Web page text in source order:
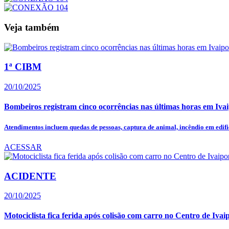
Veja também
1ª CIBM
20/10/2025
Bombeiros registram cinco ocorrências nas últimas horas em
Atendimentos incluem quedas de pessoas, captura de animal, incêndio em
ACESSAR
ACIDENTE
20/10/2025
Motociclista fica ferida após colisão com carro no Centro de